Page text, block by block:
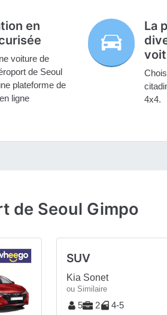
en
voiture de
de Seoul
plateforme de
ligne
La
4x4.
de Seoul Gimpo
SUV
Kia Sonet
ou Similaire
5 2 4-5